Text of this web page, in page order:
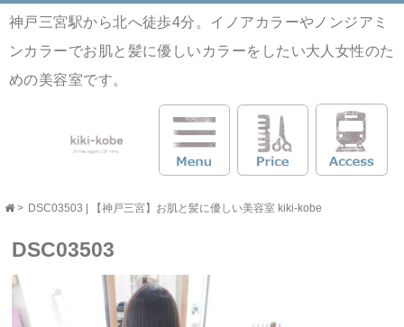
神戸三宮駅から北へ徒歩4分。イノアカラーやノンジアミ
ンカラーでお肌と髪に優しいカラーをしたい大人女性のた
めの美容室です。
> DSC03503 | 【神戸三宮】お肌と髪に優しい美容室 kiki-kobe
DSC03503